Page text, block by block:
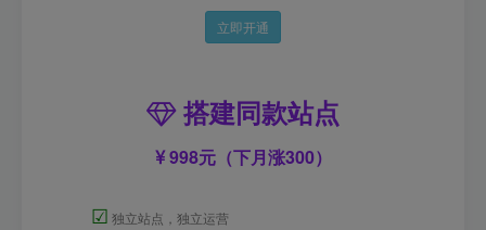
立即开通
搭建同款站点
998元（下月涨300）
☑ 独立站点，独立运营